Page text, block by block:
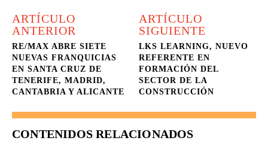
ARTÍCULO
ANTERIOR
RE/MAX ABRE SIETE
NUEVAS FRANQUICIAS
EN SANTA CRUZ DE
TENERIFE, MADRID,
CANTABRIA Y ALICANTE
ARTÍCULO
SIGUIENTE
LKS LEARNING, NUEVO
REFERENTE EN
FORMACIÓN DEL
SECTOR DE LA
CONSTRUCCIÓN
CONTENIDOS RELACIONADOS